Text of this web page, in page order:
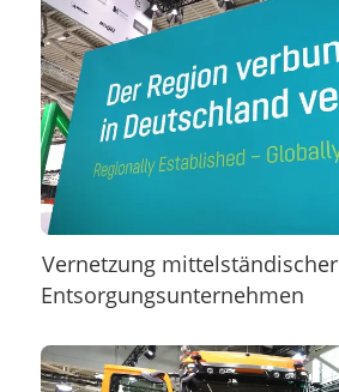
Vernetzung mittelständischer
Entsorgungsunternehmen